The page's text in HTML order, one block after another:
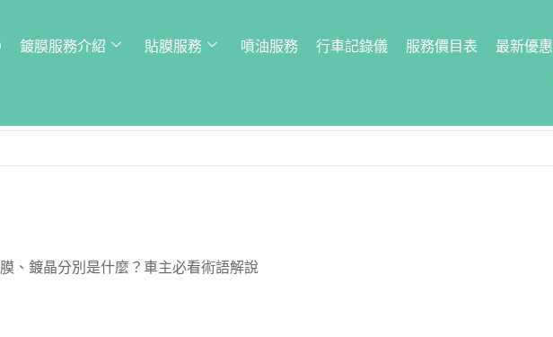
鍍膜服務介紹 貼膜服務 噴油服務 行車記錄儀 服務價目表 最新優惠
、鍍晶分別是什麼？車主必看術語解說